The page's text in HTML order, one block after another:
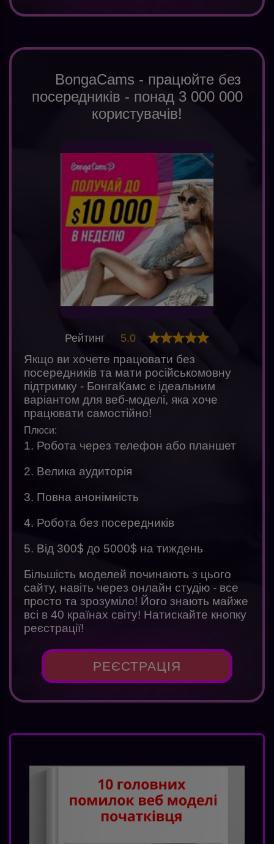
BongaCams - працюйте без
посередників - понад 3 000 000
користувачів!
Якщо ви хочете працювати без
посередників та мати російськомовну
підтримку - БонгаКамс є ідеальним
варіантом для веб-моделі, яка хоче
працювати самостійно!
Плюси:
1. Робота через телефон або планшет
2. Велика аудиторія
3. Повна анонімність
4. Робота без посередників
5. Від 300$ до 5000$ на тиждень
Більшість моделей починають з цього
сайту, навіть через онлайн студію - все
просто та зрозуміло! Його знають майже
всі в 40 країнах світу! Натискайте кнопку
реєстрації!
Рейтинг 5.0
РЕЄСТРАЦІЯ